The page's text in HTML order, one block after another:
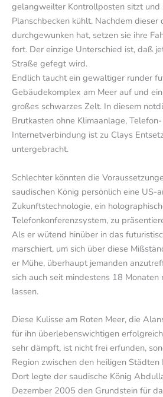
gelangweilter Kontrollposten sitzt und
Planschbecken kühlt. Nachdem dieser
durchgewunken hat, setzen sie ihre
fort. Der einzige Unterschied ist, daß
Straße gefegt wird.
Endlich taucht ein gewaltiger runder
Gebäudekomplex am Meer auf und
großes schwarzes Zelt. In diesem
Brutkasten ohne Klimaanlage,
Internetverbindung ist zu Clays
untergebracht.
Schlechter könnten die
saudischen König persönlich eine US-
Zukunftstechnologie, ein
Telefonkonferenzsystem, zu
Als er wütend hinüber in das
marschiert, um sich über diese
er Mühe, überhaupt jemanden
sich auch seit mindestens 18 Monaten
lassen.
Diese Kulisse am Roten Meer, die
für ihn überlebenswichtigen
sehr dämpft, ist nicht frei erfunden,
Region zwischen den heiligen Städten
Dort legte der saudische König
Dezember 2005 den Grundstein für